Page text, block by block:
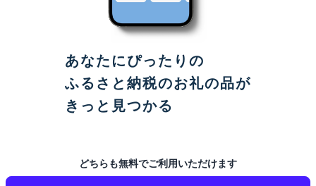
あなたにぴったりの
ふるさと納税のお礼の品が
きっと見つかる
どちらも無料でご利用いただけます